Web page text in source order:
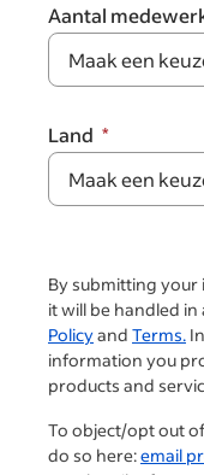
Aantal
Land
By submitting
it will be handled
Policyand Terms.
information you
products and
To object/opt out
do so here:email